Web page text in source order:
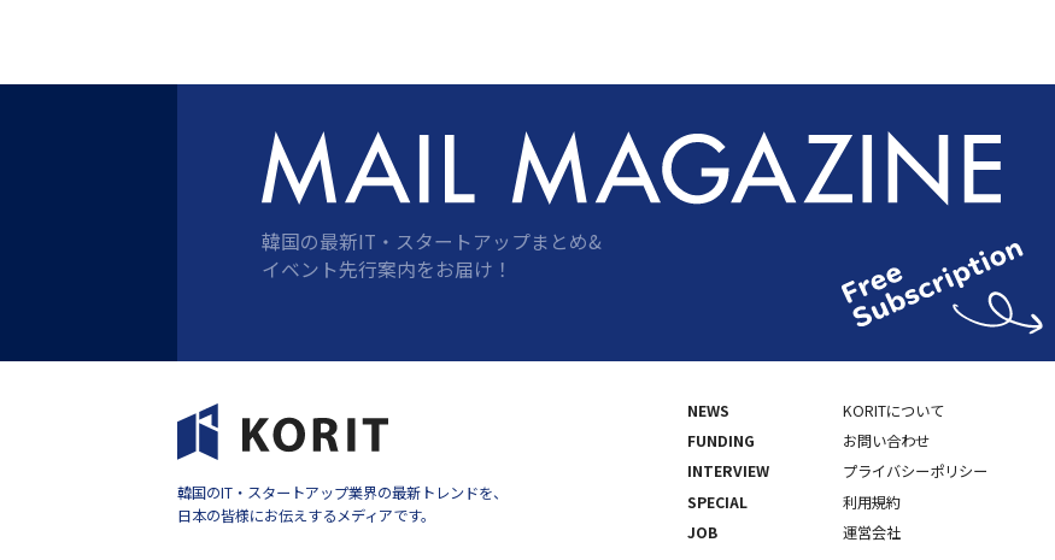
送
韓国の最新IT・スタートアップまとめ&
イベント先行案内をお届け！
韓国のIT・スタートアップ業界の最新トレンドを、
日本の皆様にお伝えするメディアです。
NEWS
FUNDING
INTERVIEW
SPECIAL
JOB
KORITについて
お問い合わせ
プライバシーポリシー
利用規約
運営会社